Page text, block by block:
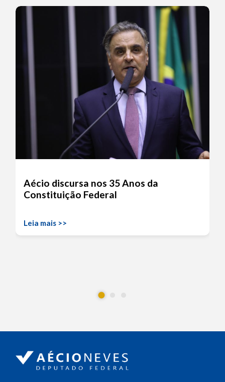
Aécio discursa nos 35 Anos da
Constituição Federal
Leia mais >>